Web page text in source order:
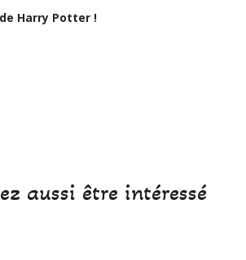
Harry Potter !
aussi être intéressé